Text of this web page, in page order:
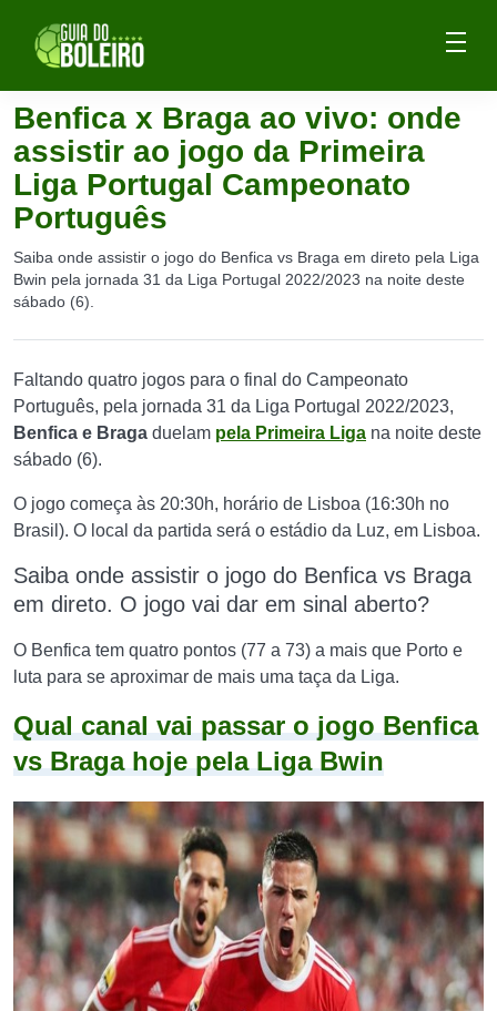
Benfica x Braga ao vivo: onde
assistir ao jogo da Primeira
Liga Portugal Campeonato
Português
Saiba onde assistir o jogo do Benfica vs Braga em direto pela Liga
Bwin pela jornada 31 da Liga Portugal 2022/2023 na noite deste
sábado (6).
Faltando quatro jogos para o final do Campeonato
Português, pela jornada 31 da Liga Portugal 2022/2023,
Benfica e Braga duelam pela Primeira Liga na noite deste
sábado (6).
O jogo começa às 20:30h, horário de Lisboa (16:30h no
Brasil). O local da partida será o estádio da Luz, em Lisboa.
Saiba onde assistir o jogo do Benfica vs Braga
em direto. O jogo vai dar em sinal aberto?
O Benfica tem quatro pontos (77 a 73) a mais que Porto e
luta para se aproximar de mais uma taça da Liga.
Qual canal vai passar o jogo Benfica
vs Braga hoje pela Liga Bwin